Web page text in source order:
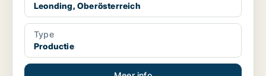
Leonding, Oberösterreich
Type
Productie